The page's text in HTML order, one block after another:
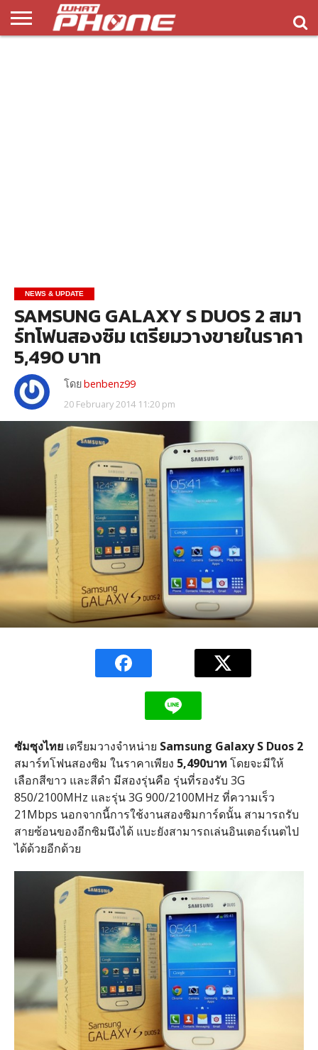
NEWS & UPDATE
SAMSUNG GALAXY S DUOS 2 สมา
ร์ทโฟนสองซิม เตรียมวางขายในราคา
5,490 บาท
โดยbenbenz99
20 February 2014 11:20 pm
ซัมซุงไทย เตรียมวางจำหน่าย Samsung Galaxy S Duos 2
สมาร์ทโฟนสองซิม ในราคาเพียง 5,490บาทโดยจะมีให้
เลือกสีขาว และสีดำ มีสองรุ่นคือ รุ่นที่รองรับ 3G
850/2100MHz และรุ่น 3G 900/2100MHz ที่ความเร็ว
21Mbps นอกจากนี้การใช้งานสองซิมการ์ดนั้น สามารถรับ
สายซ้อนของอีกซิมนึงได้ แบะยังสามารถเล่นอินเตอร์เนตไป
ได้ด้วยอีกด้วย